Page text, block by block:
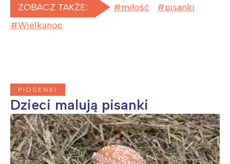
ZOBACZ TAKŻE: miłość
pisanki
Wielkanoc
PIOSENKI
Dzieci malują pisanki